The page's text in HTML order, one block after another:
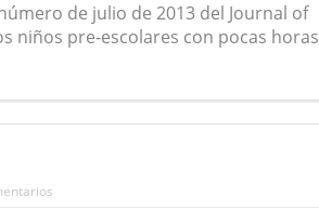
de julio de 2013 del Journal of
niños pre-escolares con pocas horas